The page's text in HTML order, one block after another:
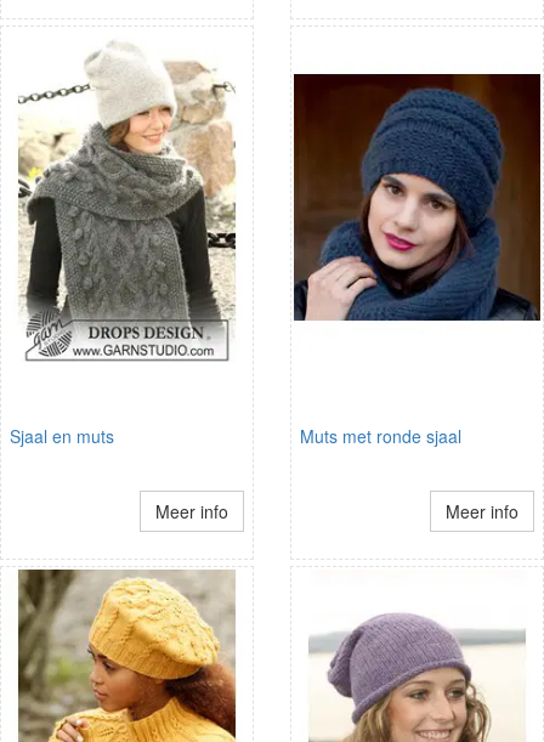
Sjaal en muts
Meer info
Muts met ronde sjaal
Meer info